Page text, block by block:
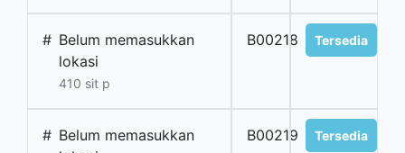
# Belum memasukkan
lokasi
410 sit p
B00218 Tersedia
# Belum memasukkan
B00219 Tersedia